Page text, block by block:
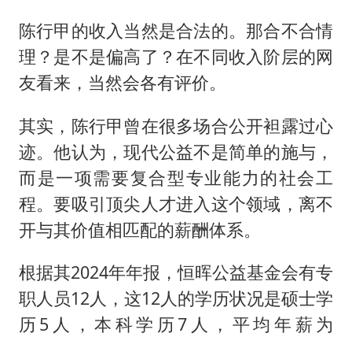
名创优品回应女子吐槽内裤质量差
秋天的第一杯奶茶到底有多火
夯实基础开新局
陈行甲的收入当然是合法的。那合不合情
理？是不是偏高了？在不同收入阶层的网
友看来，当然会各有评价。
其实，陈行甲曾在很多场合公开袒露过心
迹。他认为，现代公益不是简单的施与，
而是一项需要复合型专业能力的社会工
程。要吸引顶尖人才进入这个领域，离不
开与其价值相匹配的薪酬体系。
根据其2024年年报，恒晖公益基金会有专
职人员12人，这12人的学历状况是硕士学
历5人，本科学历7人，平均年薪为